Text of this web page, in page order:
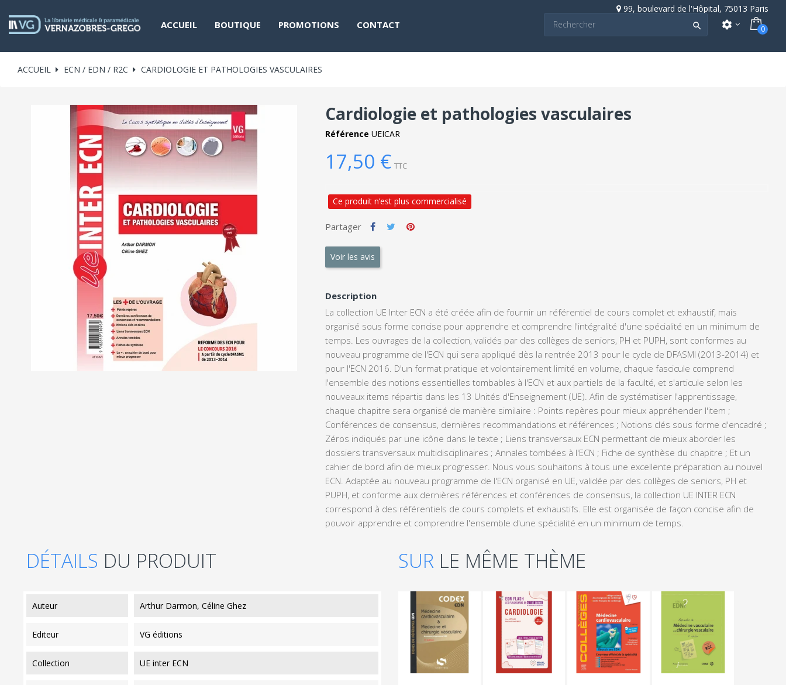
99, boulevard de l'Hôpital, 75013 Paris
ACCUEIL BOUTIQUE PROMOTIONS CONTACT  settings 0
ACCUEIL ECN / EDN / R2C CARDIOLOGIE ET PATHOLOGIES VASCULAIRES
Cardiologie et pathologies vasculaires
Référence UEICAR
17,50 € TTC
Ce produit n’est plus commercialisé
Partager
Voir les avis
Description
La collection UE Inter ECN a été créée afin de fournir un référentiel de cours complet et exhaustif, mais
organisé sous forme concise pour apprendre et comprendre l'intégralité d'une spécialité en un minimum de
temps. Les ouvrages de la collection, validés par des collèges de seniors, PH et PUPH, sont conformes au
nouveau programme de l'ECN qui sera appliqué dès la rentrée 2013 pour le cycle de DFASMI (2013-2014) et
pour l'ECN 2016. D'un format pratique et volontairement limité en volume, chaque fascicule comprend
l'ensemble des notions essentielles tombables à l'ECN et aux partiels de la faculté, et s'articule selon les
nouveaux items répartis dans les 13 Unités d'Enseignement (UE). Afin de systématiser l'apprentissage,
chaque chapitre sera organisé de manière similaire : Points repères pour mieux appréhender l'item ;
Conférences de consensus, dernières recommandations et références ; Notions clés sous forme d'encadré ;
Zéros indiqués par une icône dans le texte ; Liens transversaux ECN permettant de mieux aborder les
dossiers transversaux multidisciplinaires ; Annales tombées à l'ECN ; Fiche de synthèse du chapitre ; Et un
cahier de bord afin de mieux progresser. Nous vous souhaitons à tous une excellente préparation au nouvel
ECN. Adaptée au nouveau programme de l'ECN organisé en UE, validée par des collèges de seniors, PH et
PUPH, et conforme aux dernières références et conférences de consensus, la collection UE INTER ECN
correspond à des référentiels de cours complets et exhaustifs. Elle est organisée de façon concise afin de
pouvoir apprendre et comprendre l'ensemble d'une spécialité en un minimum de temps.
DÉTAILS DU PRODUIT
auteur Arthur Darmon, Céline Ghez
editeur VG éditions
collection UE inter ECN
SUR LE MÊME THÈME